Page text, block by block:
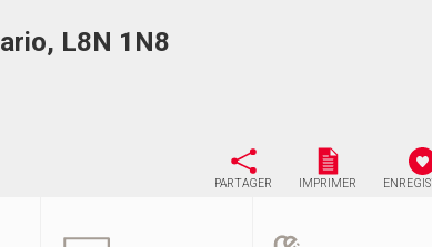
L8N 1N8
PARTAGER IMPRIMER